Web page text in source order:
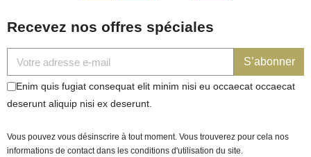
Recevez nos offres spéciales
S’abonner
Enim quis fugiat consequat elit minim nisi eu occaecat occaecat
deserunt aliquip nisi ex deserunt.
Vous pouvez vous désinscrire à tout moment. Vous trouverez pour cela nos
informations de contact dans les conditions d'utilisation du site.